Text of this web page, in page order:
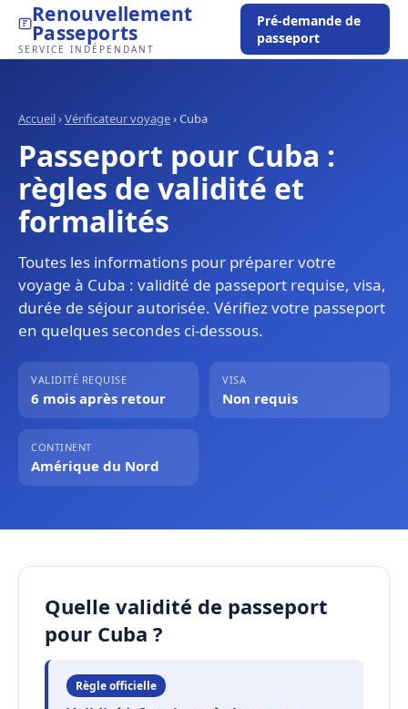
Renouvellement
Passeports
SERVICE INDÉPENDANT
Pré-demande de
passeport
Accueil›Vérificateur voyage›Cuba
Passeport pour Cuba :
règles de validité et
formalités
Toutes les informations pour préparer votre
voyage à Cuba : validité de passeport requise, visa,
durée de séjour autorisée. Vérifiez votre passeport
en quelques secondes ci-dessous.
VALIDITÉ REQUISE
6 mois après retour
VISA
Non requis
CONTINENT
Amérique du Nord
Quelle validité de passeport
pour Cuba ?
Règle officielle